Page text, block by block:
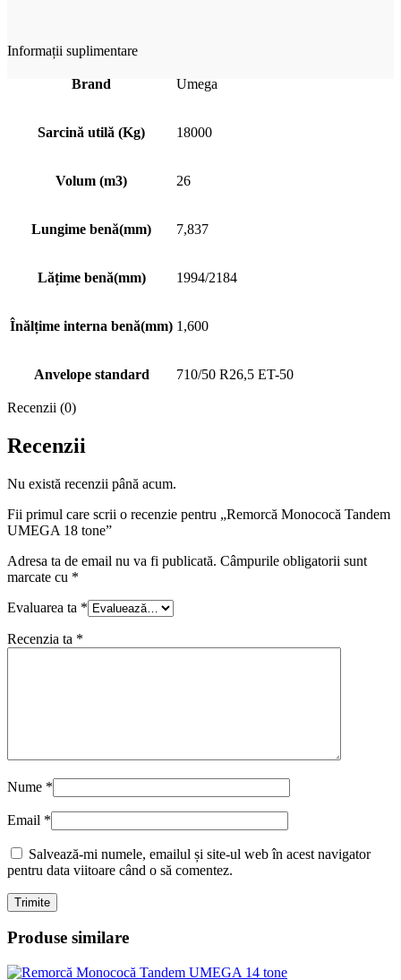
Informații suplimentare
Brand Umega
Sarcină utilă (Kg) 18000
Volum (m3) 26
Lungime benă(mm) 7,837
Lățime benă(mm) 1994/2184
Înălțime interna benă(mm) 1,600
Anvelope standard 710/50 R26,5 ET-50
Recenzii (0)
Recenzii
Nu există recenzii până acum.
Fii primul care scrii o recenzie pentru „Remorcă Monococă Tandem
UMEGA 18 tone”
Adresa ta de email nu va fi publicată. Câmpurile obligatorii sunt
marcate cu *
Evaluarea ta *
Recenzia ta *
Nume *
Email *
Salvează-mi numele, emailul și site-ul web în acest navigator
pentru data viitoare când o să comentez.
Produse similare